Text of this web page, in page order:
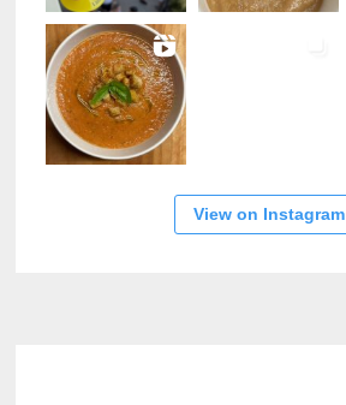
View on Instagram